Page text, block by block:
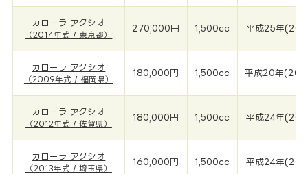
カローラ アクシオ
（2014年式 / 東京都）
270,000円 1,500cc 平成25年
カローラ アクシオ
（2009年式 / 福岡県）
180,000円 1,500cc 平成20年
カローラ アクシオ
（2012年式 / 佐賀県）
180,000円 1,500cc 平成24年
カローラ アクシオ
（2013年式 / 埼玉県）
160,000円 1,500cc 平成24年